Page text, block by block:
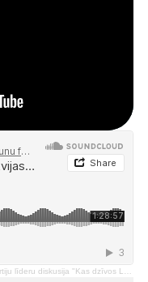
diskusija "Kas dzīvos Latvijā?"